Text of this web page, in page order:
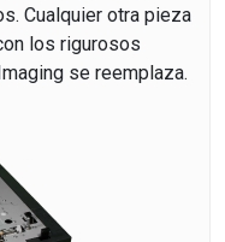
Cualquier otra pieza
los rigurosos
se reemplaza.